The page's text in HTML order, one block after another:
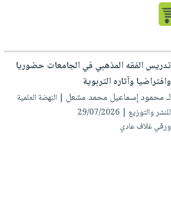
تدريس الفقه المذهبي في الجامعات حضوريا
وافتراضيا وآثاره التربوية
لـ محمود إسماعيل محمد مشعل | النهضة العلمية
للنشر والتوزيع | 29/07/2026
ورقي غلاف عادي